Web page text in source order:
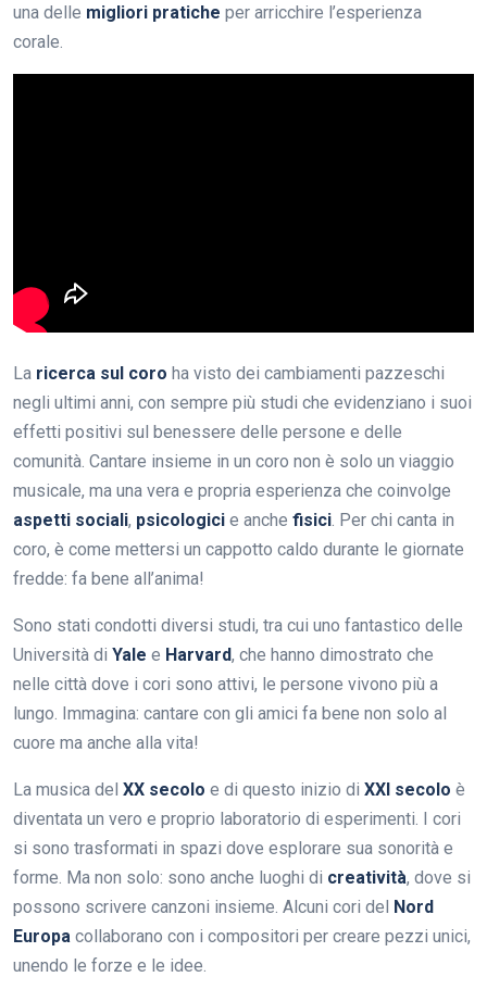
una delle migliori pratiche per arricchire l’esperienza
corale.
La ricerca sul coro ha visto dei cambiamenti pazzeschi
negli ultimi anni, con sempre più studi che evidenziano i suoi
effetti positivi sul benessere delle persone e delle
comunità. Cantare insieme in un coro non è solo un viaggio
musicale, ma una vera e propria esperienza che coinvolge
aspetti sociali, psicologici e anche fisici. Per chi canta in
coro, è come mettersi un cappotto caldo durante le giornate
fredde: fa bene all’anima!
Sono stati condotti diversi studi, tra cui uno fantastico delle
Università di Yale e Harvard, che hanno dimostrato che
nelle città dove i cori sono attivi, le persone vivono più a
lungo. Immagina: cantare con gli amici fa bene non solo al
cuore ma anche alla vita!
La musica del XX secolo e di questo inizio di XXI secolo è
diventata un vero e proprio laboratorio di esperimenti. I cori
si sono trasformati in spazi dove esplorare sua sonorità e
forme. Ma non solo: sono anche luoghi di creatività, dove si
possono scrivere canzoni insieme. Alcuni cori del
Nord
Europa collaborano con i compositori per creare pezzi unici,
unendo le forze e le idee.